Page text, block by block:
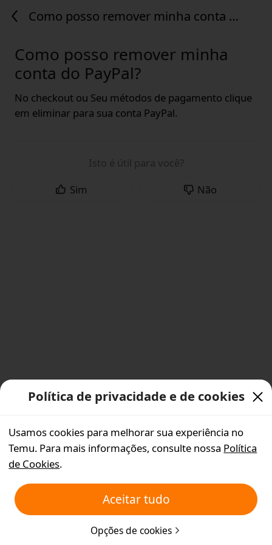
Como posso remover minha conta do
Como posso remover minha
conta do PayPal?
No checkout ou Seu métodos de pagamento clique
em eliminar para sua conta PayPal.
Isto é útil para você?
Sim
Não
Política de privacidade e de cookies
Usamos cookies para melhorar sua experiência no
Temu. Para mais informações, consulte nossa Política
de Cookies.
Aceitar tudo
Opções de cookies